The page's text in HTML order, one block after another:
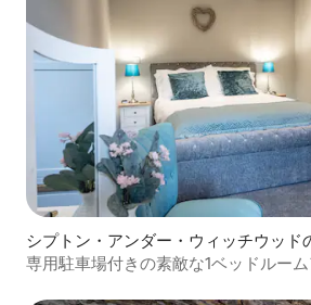
シプトン・アンダー・ウィッチウッド
ドミニアム
専用駐車場付きの素敵な1ベッドルーム